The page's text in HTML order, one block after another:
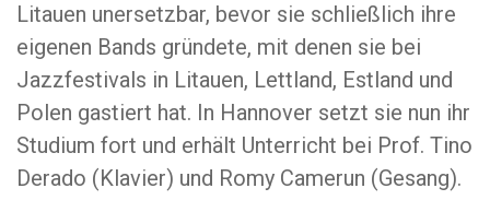
Litauen unersetzbar, bevor sie schließlich ihre
eigenen Bands gründete, mit denen sie bei
Jazzfestivals in Litauen, Lettland, Estland und
Polen gastiert hat. In Hannover setzt sie nun ihr
Studium fort und erhält Unterricht bei Prof. Tino
Derado (Klavier) und Romy Camerun (Gesang).